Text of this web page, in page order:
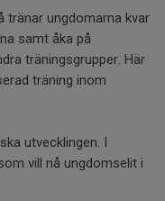
tränar ungdomarna kvar
samt åka på
träningsgrupper. Här
träning inom
utvecklingen. I
vill nå ungdomselit i